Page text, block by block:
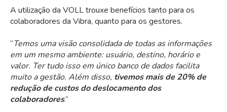
A utilização da VOLL trouxe benefícios tanto para os
colaboradores da Vibra, quanto para os gestores.
“Temos uma visão consolidada de todas as informações
em um mesmo ambiente: usuário, destino, horário e
valor. Ter tudo isso em único banco de dados facilita
muito a gestão. Além disso, tivemos mais de 20% de
redução de custos do deslocamento dos
colaboradores.”